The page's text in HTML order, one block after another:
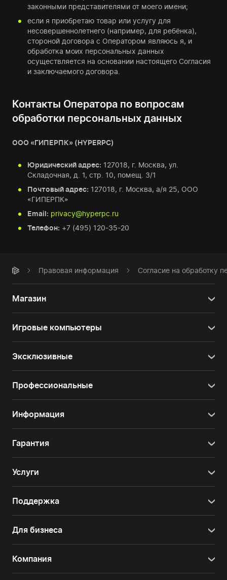
законными представителями от моего имени;
если я приобретаю товар или услугу для
несовершеннолетнего (например, для ребёнка),
стороной договора с Оператором являюсь я, и
обработка моих персональных данных
осуществляется на основании настоящего Согласия
и заключаемого договора.
Контакты Оператора по вопросам
обработки персональных данных
ООО «ГИПЕРПК» (HYPERPC)
Юридический адрес: 127018, г. Москва, ул.
Складочная, д. 1, стр. 10, помещ. 3/1
Почтовый адрес: 127018, г. Москва, а/я 25, ООО
«ГИПЕРПК»
Email: privacy@hyperpc.ru
Телефон: +7 (495) 120-35-20
Правовая информация Согласие на обработку
Магазин
Игровые компьютеры
Эксклюзивные
Профессиональные
Информация
Гарантия
Услуги
Поддержка
Для бизнеса
Компания